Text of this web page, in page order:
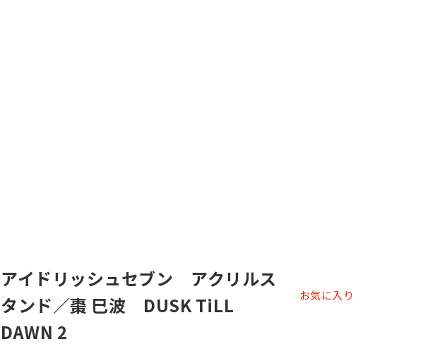
アイドリッシュセブン アクリルス
タンド／棗 巳波 DUSK TiLL
DAWN 2
お気に入り